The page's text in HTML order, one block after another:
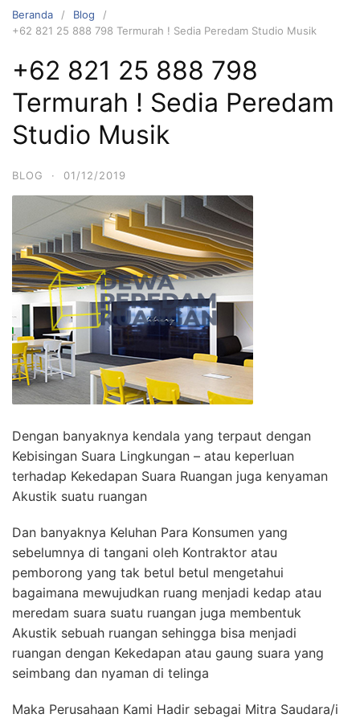
Beranda
Blog
+62 821 25 888 798 Termurah ! Sedia Peredam Studio Musik
+62 821 25 888 798
Termurah ! Sedia Peredam
Studio Musik
BLOG · 01/12/2019
Dengan banyaknya kendala yang terpaut dengan
Kebisingan Suara Lingkungan – atau keperluan
terhadap Kekedapan Suara Ruangan juga kenyaman
Akustik suatu ruangan
Dan banyaknya Keluhan Para Konsumen yang
sebelumnya di tangani oleh Kontraktor atau
pemborong yang tak betul betul mengetahui
bagaimana mewujudkan ruang menjadi kedap atau
meredam suara suatu ruangan juga membentuk
Akustik sebuah ruangan sehingga bisa menjadi
ruangan dengan Kekedapan atau gaung suara yang
seimbang dan nyaman di telinga
Maka Perusahaan Kami Hadir sebagai Mitra Saudara/i